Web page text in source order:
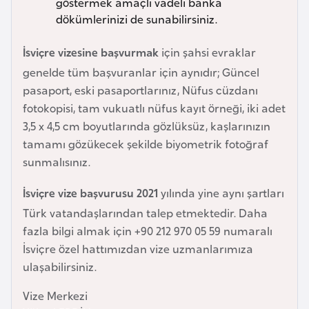
dökümlerinizi de sunabilirsiniz.
İsviçre vizesine başvurmak için şahsi evraklar
genelde tüm başvuranlar için aynıdır; Güncel
pasaport, eski pasaportlarınız, Nüfus cüzdanı
fotokopisi, tam vukuatlı nüfus kayıt örneği, iki adet
3,5 x 4,5 cm boyutlarında gözlüksüz, kaşlarınızın
tamamı gözükecek şekilde biyometrik fotoğraf
sunmalısınız.
İsviçre vize başvurusu 2021 yılında yine aynı şartları
Türk vatandaşlarından talep etmektedir. Daha
fazla bilgi almak için +90 212 970 05 59 numaralı
İsviçre özel hattımızdan vize uzmanlarımıza
ulaşabilirsiniz.
Vize Merkezi
o
s
n
a
H
e
r
s
e
k
u